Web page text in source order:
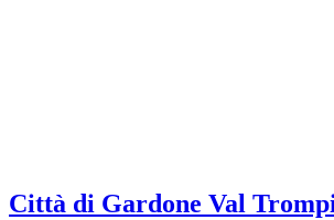
Città di Gardone Val